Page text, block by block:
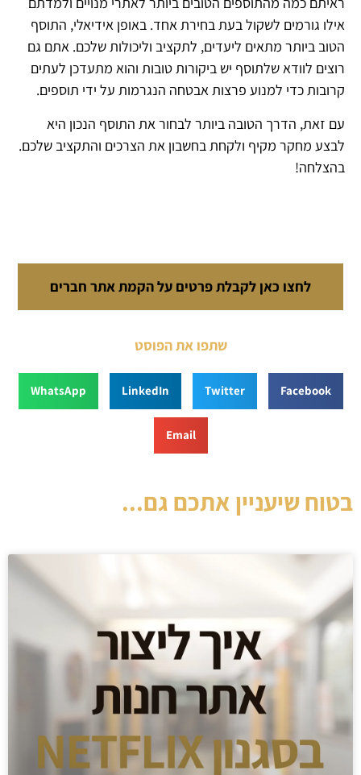
אילו גורמים לשקול בעת בחירת אחד. באופן אידיאלי, התוסף
הטוב ביותר מתאים ליעדים, לתקציב וליכולות שלכם. אתם גם
רוצים לוודא שלתוסף יש ביקורות טובות והוא מתעדכן לעתים
קרובות כדי למנוע פרצות אבטחה הנגרמות על ידי תוספים.
עם זאת, הדרך הטובה ביותר לבחור את התוסף הנכון היא
לבצע מחקר מקיף ולקחת בחשבון את הצרכים והתקציב שלכם.
בהצלחה!
לחצו כאן לקבלת פרטים על הקמת אתר חברים
שתפו את הפוסט
Facebook
Twitter
LinkedIn
WhatsApp
Email
בטוח שיעניין אתכם גם...